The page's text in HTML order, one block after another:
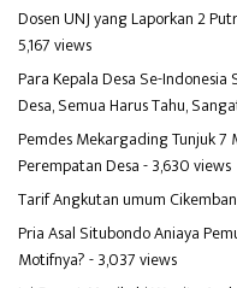
Dosen UNJ yang Laporkan 2
5,167 views
Para Kepala Desa Se-Indonesia
Desa, Semua Harus Tahu,
Pemdes Mekargading Tunjuk
Perempatan Desa- 3,630 views
Tarif Angkutan umum
Pria Asal Situbondo Aniaya
Motifnya?- 3,037 views